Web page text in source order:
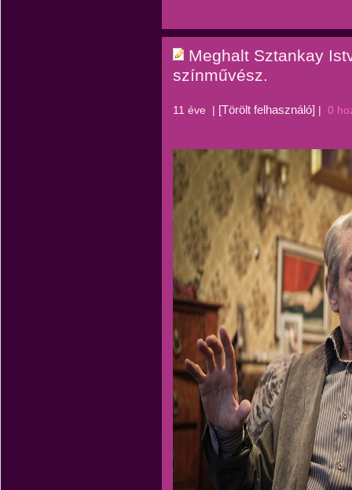
Meghalt Sztankay
színművész.
11 éve | [Törölt felhasználó] | 0